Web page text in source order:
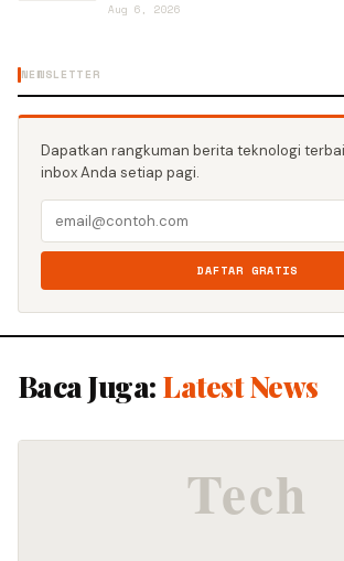
Aug 6, 2026
NEWSLETTER
Dapatkan rangkuman berita teknologi
inbox Anda setiap pagi.
DAFTAR GRATIS
Baca Juga: Latest News